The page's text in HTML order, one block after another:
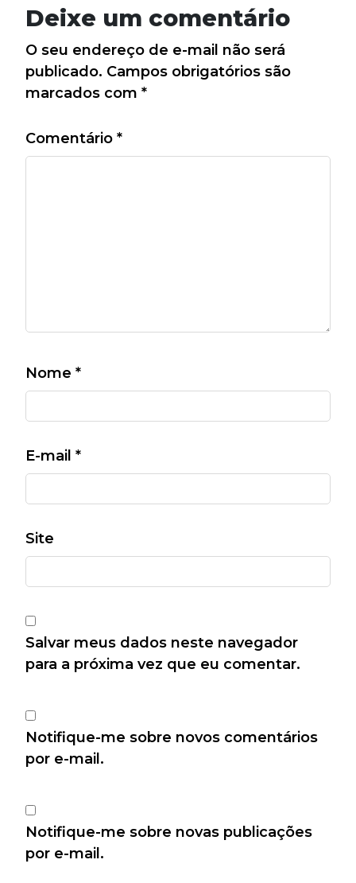
Deixe um comentário
O seu endereço de e-mail não será
publicado. Campos obrigatórios são
marcados com *
Comentário *
Nome *
E-mail *
Site
Salvar meus dados neste navegador
para a próxima vez que eu comentar.
Notifique-me sobre novos comentários
por e-mail.
Notifique-me sobre novas publicações
por e-mail.